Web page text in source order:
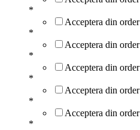
*
Acceptera din order
*
Acceptera din order
*
Acceptera din order
*
Acceptera din order
*
Acceptera din order
*